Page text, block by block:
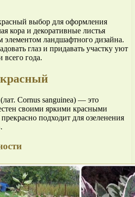
выбор для оформления
кора и декоративные листья
элементом ландшафтного дизайна.
глаз и придавать участку уют
всего года.
Cornus sanguinea) — это
своими яркими красными
подходит для озеленения